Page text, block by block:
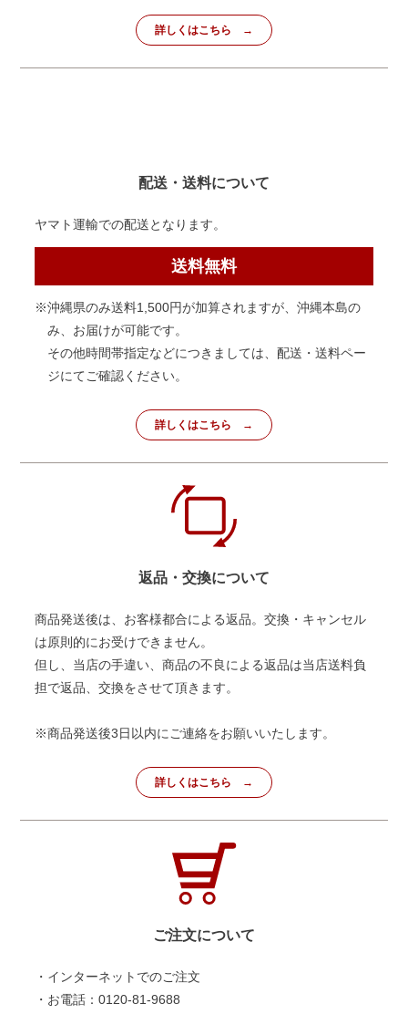
詳しくはこちら
配送・送料について
ヤマト運輸での配送となります。
送料無料
※沖縄県のみ送料1,500円が加算されますが、沖縄本島の
み、お届けが可能です。
その他時間帯指定などにつきましては、配送・送料ペー
ジにてご確認ください。
詳しくはこちら
返品・交換について
商品発送後は、お客様都合による返品。交換・キャンセル
は原則的にお受けできません。
但し、当店の手違い、商品の不良による返品は当店送料負
担で返品、交換をさせて頂きます。
※商品発送後3日以内にご連絡をお願いいたします。
詳しくはこちら
ご注文について
・インターネットでのご注文
・お電話：0120-81-9688